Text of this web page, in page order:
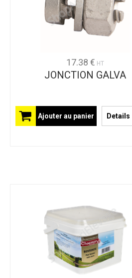
17.38 € HT
JONCTION GALVA
Ajouter au panier Details